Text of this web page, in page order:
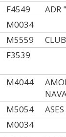
F4549 ADR
M0034
M5559
F3539
M4044
M5054
M0034